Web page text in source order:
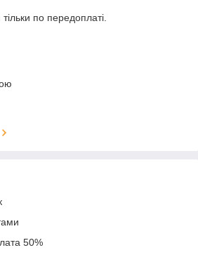
по передоплаті.
50%